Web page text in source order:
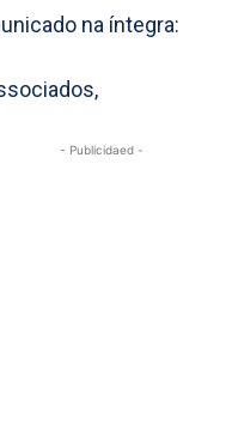
na íntegra:
- Publicidaed -